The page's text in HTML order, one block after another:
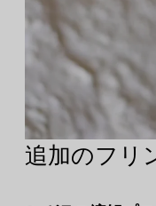
追加のフリ